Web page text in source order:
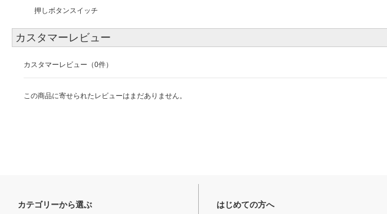
押しボタンスイッチ
カスタマーレビュー
カスタマーレビュー（0件）
この商品に寄せられたレビューはまだありません。
カテゴリーから選ぶ はじめての方へ